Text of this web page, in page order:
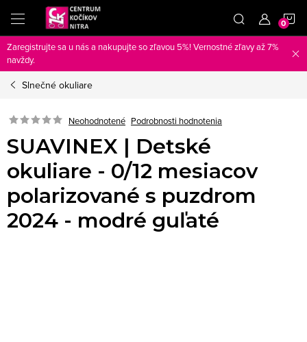
obsah
Zaregistrujte sa u nás a nakupujte so zľavou 5%! Vernostné zľavy až 7%
navždy.
Slnečné okuliare
Neohodnotené Podrobnosti hodnotenia
SUAVINEX | Detské
okuliare - 0/12 mesiacov
polarizované s puzdrom
2024 - modré guľaté